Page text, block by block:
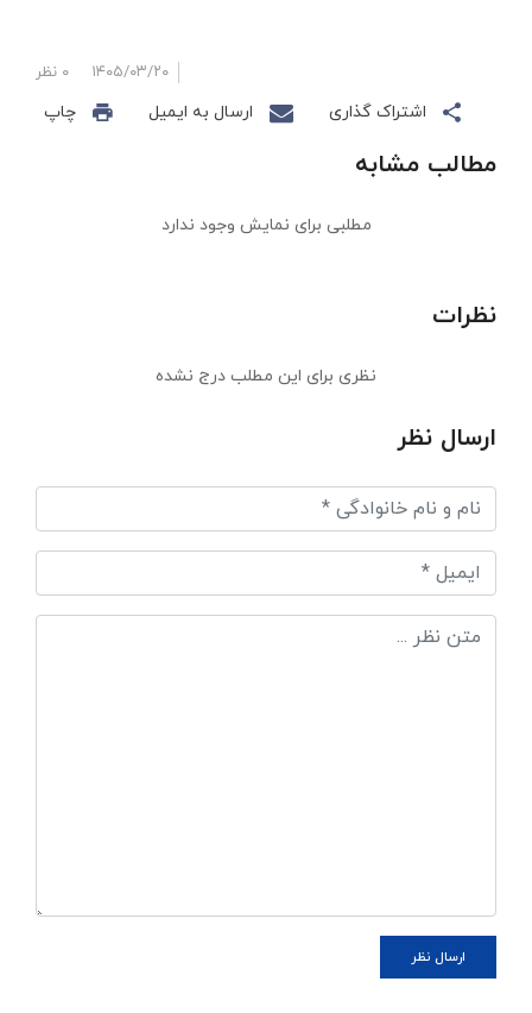
۱۴۰۵/۰۳/۲۰ ۰ نظر
اشتراک گذاری ارسال به ایمیل چاپ
مطالب مشابه
مطلبی برای نمایش وجود ندارد
نظرات
نظری برای این مطلب درج نشده
ارسال نظر